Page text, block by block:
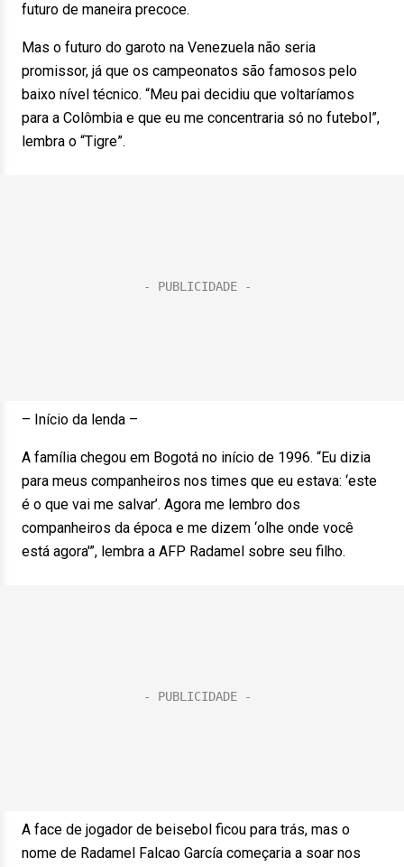
futuro de maneira precoce.
Mas o futuro do garoto na Venezuela não seria
promissor, já que os campeonatos são famosos pelo
baixo nível técnico. “Meu pai decidiu que voltaríamos
para a Colômbia e que eu me concentraria só no futebol”,
lembra o “Tigre”.
– Início da lenda –
A família chegou em Bogotá no início de 1996. “Eu dizia
para meus companheiros nos times que eu estava: ‘este
é o que vai me salvar’. Agora me lembro dos
companheiros da época e me dizem ‘olhe onde você
está agora'”, lembra a AFP Radamel sobre seu filho.
A face de jogador de beisebol ficou para trás, mas o
nome de Radamel Falcao García começaria a soar nos